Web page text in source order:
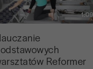
Reformer